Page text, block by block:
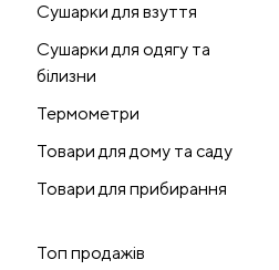
Сушарки для взуття
Сушарки для одягу та
білизни
Термометри
Товари для дому та саду
Товари для прибирання
Топ продажів